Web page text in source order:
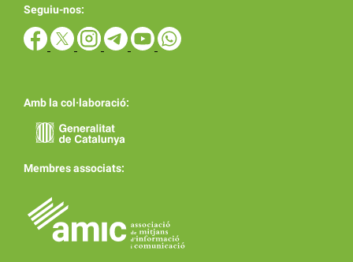
Seguiu-nos:
Amb la col·laboració:
Membres associats: